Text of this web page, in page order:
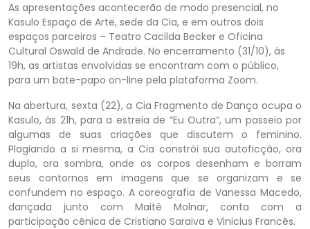
As apresentações acontecerão de modo presencial, no
Kasulo Espaço de Arte, sede da Cia, e em outros dois
espaços parceiros – Teatro Cacilda Becker e Oficina
Cultural Oswald de Andrade. No encerramento (31/10), às
19h, as artistas envolvidas se encontram com o público,
para um bate-papo on-line pela plataforma Zoom.
Na abertura, sexta (22), a Cia Fragmento de Dança ocupa o
Kasulo, às 21h, para a estreia de “Eu Outra”, um passeio por
algumas de suas criações que discutem o feminino.
Plagiando a si mesma, a Cia constrói sua autoficção, ora
duplo, ora sombra, onde os corpos desenham e borram
seus contornos em imagens que se organizam e se
confundem no espaço. A coreografia de Vanessa Macedo,
dançada junto com Maitê Molnar, conta com a
participação cênica de Cristiano Saraiva e Vinicius Francês.